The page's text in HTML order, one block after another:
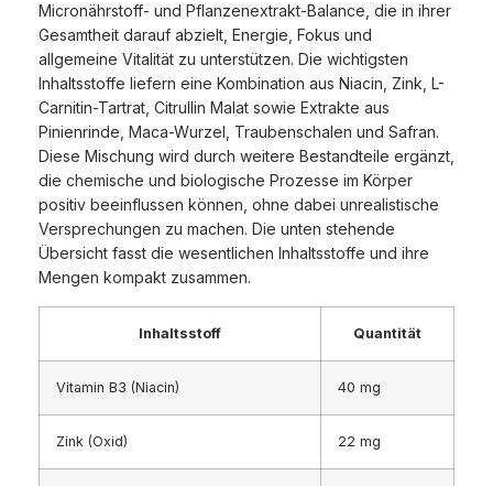
Micronährstoff- und Pflanzenextrakt-Balance, die in ihrer
Gesamtheit darauf abzielt, Energie, Fokus und
allgemeine Vitalität zu unterstützen. Die wichtigsten
Inhaltsstoffe liefern eine Kombination aus Niacin, Zink, L-
Carnitin-Tartrat, Citrullin Malat sowie Extrakte aus
Pinienrinde, Maca-Wurzel, Traubenschalen und Safran.
Diese Mischung wird durch weitere Bestandteile ergänzt,
die chemische und biologische Prozesse im Körper
positiv beeinflussen können, ohne dabei unrealistische
Versprechungen zu machen. Die unten stehende
Übersicht fasst die wesentlichen Inhaltsstoffe und ihre
Mengen kompakt zusammen.
Inhaltsstoff Quantität
Vitamin B3 (Niacin) 40 mg
Zink (Oxid) 22 mg